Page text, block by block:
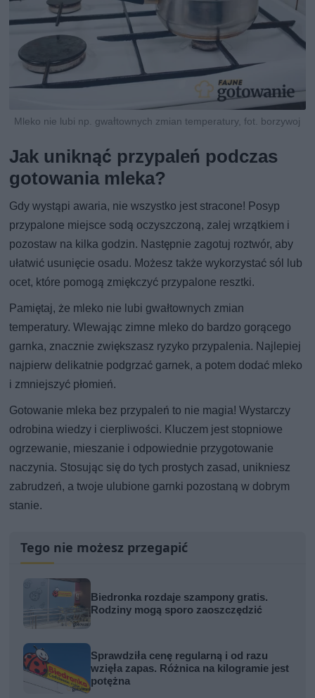
Mleko nie lubi np. gwałtownych zmian temperatury, fot. borzywoj
Jak uniknąć przypaleń podczas
gotowania mleka?
Gdy wystąpi awaria, nie wszystko jest stracone! Posyp
przypalone miejsce sodą oczyszczoną, zalej wrzątkiem i
pozostaw na kilka godzin. Następnie zagotuj roztwór, aby
ułatwić usunięcie osadu. Możesz także wykorzystać sól lub
ocet, które pomogą zmiękczyć przypalone resztki.
Pamiętaj, że mleko nie lubi gwałtownych zmian
temperatury. Wlewając zimne mleko do bardzo gorącego
garnka, znacznie zwiększasz ryzyko przypalenia. Najlepiej
najpierw delikatnie podgrzać garnek, a potem dodać mleko
i zmniejszyć płomień.
Gotowanie mleka bez przypaleń to nie magia! Wystarczy
odrobina wiedzy i cierpliwości. Kluczem jest stopniowe
ogrzewanie, mieszanie i odpowiednie przygotowanie
naczynia. Stosując się do tych prostych zasad, unikniesz
zabrudzeń, a twoje ulubione garnki pozostaną w dobrym
stanie.
Tego nie możesz przegapić
Biedronka rozdaje szampony gratis.
Rodziny mogą sporo zaoszczędzić
Sprawdziła cenę regularną i od razu
wzięła zapas. Różnica na kilogramie jest
potężna